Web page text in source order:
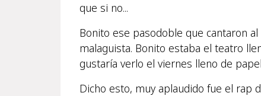
que si no...
Bonito ese pasodoble que cantaron
malaguista. Bonito estaba el teatro
gustaría verlo el viernes lleno de
Dicho esto, muy aplaudido fue el rap